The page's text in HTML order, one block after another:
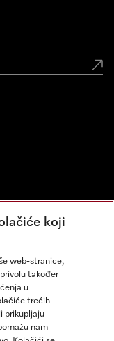
koji
web-stranice,
također
u
trećih
prikupljaju
nam